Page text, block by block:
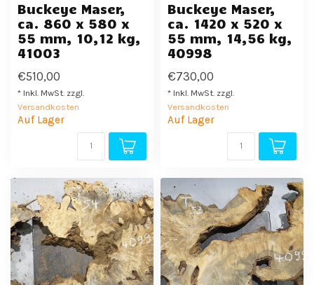
Buckeye Maser,
ca. 860 x 580 x
55 mm, 10,12 kg,
41003
€510,00
* Inkl. MwSt. zzgl.
Versandkosten
Auf Lager
Buckeye Maser,
ca. 1420 x 520 x
55 mm, 14,56 kg,
40998
€730,00
* Inkl. MwSt. zzgl.
Versandkosten
Auf Lager